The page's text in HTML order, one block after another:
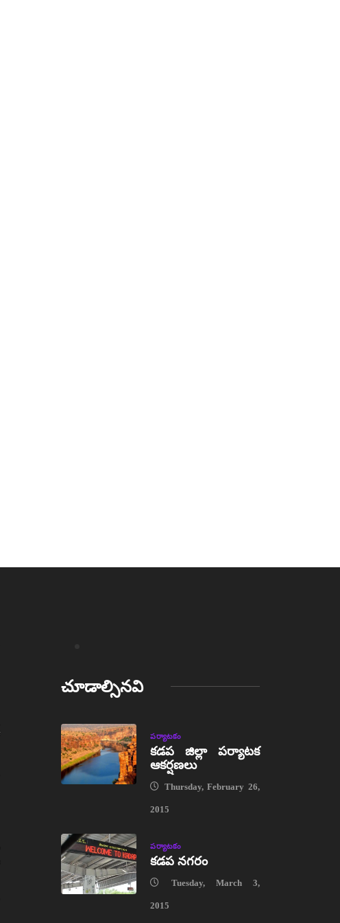
చూడాల్సినవి
పర్యాటకం
కడప జిల్లా పర్యాటక
ఆకర్షణలు
Thursday, February 26,
2015
పర్యాటకం
కడప నగరం
Tuesday, March 3,
2015